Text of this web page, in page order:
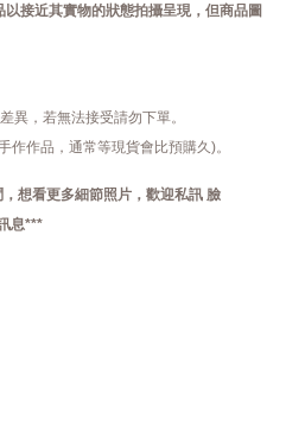
以接近其實物的狀態拍攝呈現，但商品圖
異，若無法接受請勿下單。
作品，通常等現貨會比預購久)。
想看更多細節照片，歡迎私訊 臉
息***